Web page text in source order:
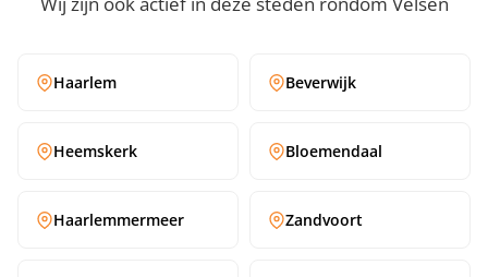
Haarlem Beverwijk
Heemskerk Bloemendaal
Haarlemmermeer Zandvoort